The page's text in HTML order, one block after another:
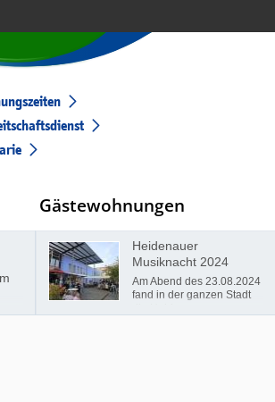
Gästewohnungen
Heidenauer
Musiknacht 2024
Am Abend des 23.08.2024
fand in der ganzen Stadt